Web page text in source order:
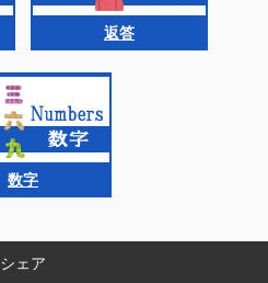
返答
数字
シェア